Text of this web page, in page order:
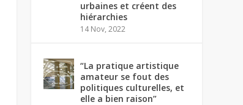
urbaines et créent des
hiérarchies
14 Nov, 2022
“La pratique artistique
amateur se fout des
politiques culturelles, et
elle a bien raison”